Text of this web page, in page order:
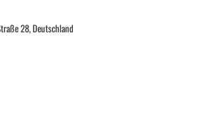
28, Deutschland